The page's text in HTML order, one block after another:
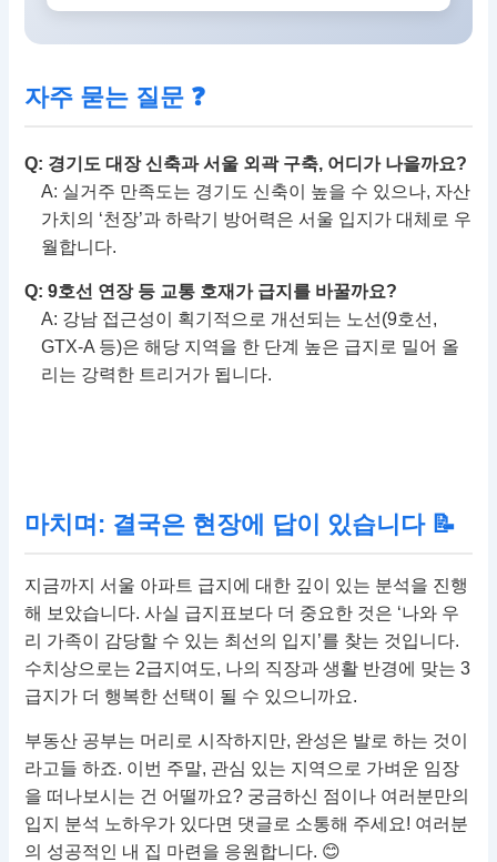
자주 묻는 질문 ❓
Q: 경기도 대장 신축과 서울 외곽 구축, 어디가 나을까요?
A: 실거주 만족도는 경기도 신축이 높을 수 있으나, 자산
가치의 ‘천장’과 하락기 방어력은 서울 입지가 대체로 우
월합니다.
Q: 9호선 연장 등 교통 호재가 급지를 바꿀까요?
A: 강남 접근성이 획기적으로 개선되는 노선(9호선,
GTX-A 등)은 해당 지역을 한 단계 높은 급지로 밀어 올
리는 강력한 트리거가 됩니다.
마치며: 결국은 현장에 답이 있습니다 📝
지금까지 서울 아파트 급지에 대한 깊이 있는 분석을 진행
해 보았습니다. 사실 급지표보다 더 중요한 것은 ‘나와 우
리 가족이 감당할 수 있는 최선의 입지’를 찾는 것입니다.
수치상으로는 2급지여도, 나의 직장과 생활 반경에 맞는 3
급지가 더 행복한 선택이 될 수 있으니까요.
부동산 공부는 머리로 시작하지만, 완성은 발로 하는 것이
라고들 하죠. 이번 주말, 관심 있는 지역으로 가벼운 임장
을 떠나보시는 건 어떨까요? 궁금하신 점이나 여러분만의
입지 분석 노하우가 있다면 댓글로 소통해 주세요! 여러분
의 성공적인 내 집 마련을 응원합니다. 😊